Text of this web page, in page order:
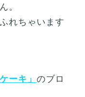
。
れちゃいます
ーキ」のブロ